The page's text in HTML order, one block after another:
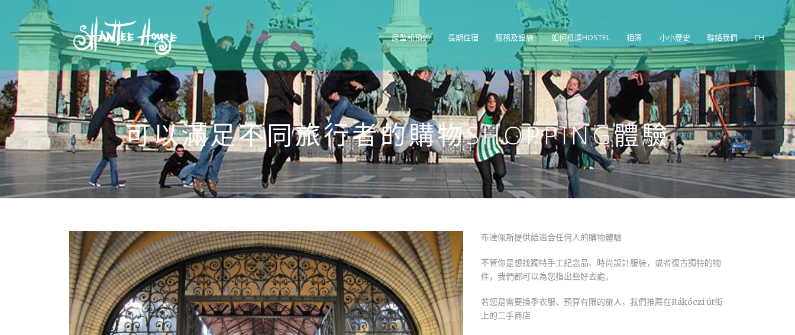
房型和預約 長期住宿 服務及設施 如何抵達HOSTEL 相簿 小小歷史 聯絡我們 CH
可以滿足不同旅行者的購物SHOPPING體驗
布達佩斯提供給適合任何人的購物體驗
不管你是想找獨特手工紀念品、時尚設計服裝，或者復古獨特的物
件，我們都可以為您指出些好去處。
若您是需要換季衣服、預算有限的旅人，我們推薦在Rákóczi út街
上的二手商店